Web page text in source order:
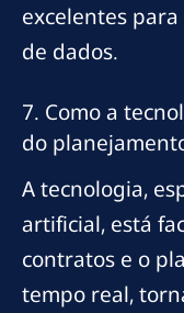
excelentes
de dados.
7. Como a
do
A tecnologia,
artificial, está
contratos e o
tempo real,